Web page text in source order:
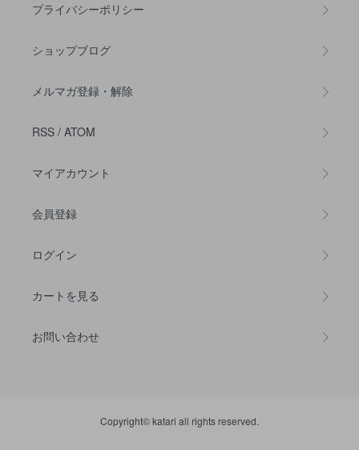
プライバシーポリシー
ショップブログ
メルマガ登録・解除
RSS / ATOM
マイアカウント
会員登録
ログイン
カートを見る
お問い合わせ
Copyright© katari all rights reserved.